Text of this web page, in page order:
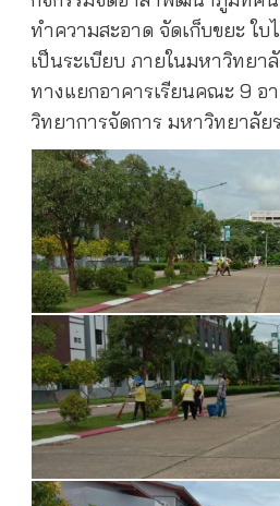
ทำความสะอาด จัดเก็บขยะ ใบ
เป็นระเบียบ ภายในมหาวิทยา
ทางแยกอาคารเรียนคณะ 9 อ
วิทยาการจัดการ มหาวิทยาลัย